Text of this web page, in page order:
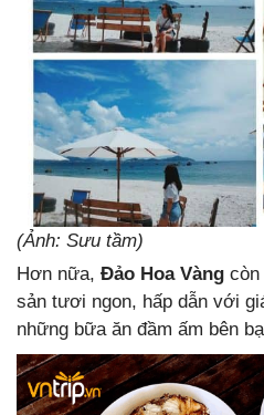
(Ảnh: Sưu tầm)
Hơn nữa, Đảo Hoa Vàng còn
sản tươi ngon, hấp dẫn với
những bữa ăn đầm ấm bên